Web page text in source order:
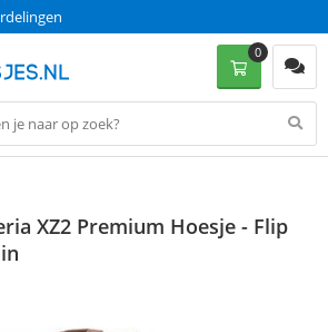
0
XZ2 Premium Hoesje - Flip